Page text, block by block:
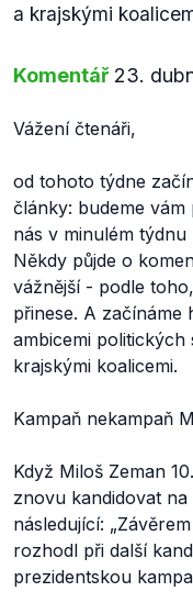
a krajskými
Komentář 23.
Vážení čtenáři,
od tohoto týdne
články: budeme
nás v minulém
Někdy půjde o
vážnější - podle
přinese. A začínáme
ambicemi
krajskými koalicemi.
Kampaň nekampaň
Když Miloš Zeman
znovu kandidovat na
následující:
rozhodl při další
prezidentskou